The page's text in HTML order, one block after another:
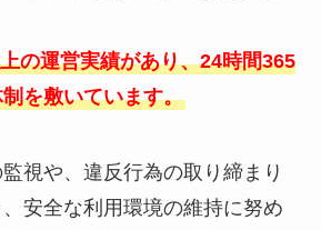
の運営実績があり、24時間365
を敷いています。
視や、違反行為の取り締まり
安全な利用環境の維持に努め